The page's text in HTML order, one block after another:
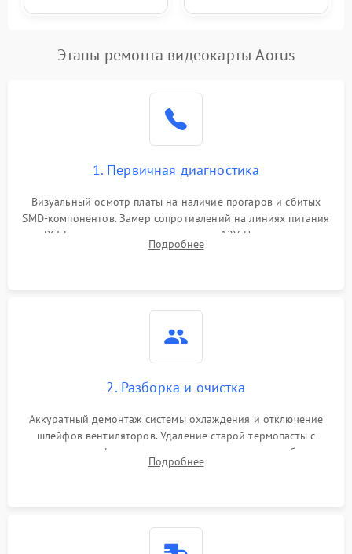
Этапы ремонта видеокарты Aorus
1. Первичная диагностика
Визуальный осмотр платы на наличие прогаров и сбитых
SMD-компонентов. Замер сопротивлений на линиях питания
PCI-E и дополнительных разъемах 12V. Проверка на
короткое замыкание основных дросселей питания GPU и
Подробнее
2. Разборка и очистка
Аккуратный демонтаж системы охлаждения и отключение
шлейфов вентиляторов. Удаление старой термопасты с
кристалла графического чипа и термопрокладок с банок
памяти и зоны VRM. Очистка платы от пыли и окислов.
Подробнее